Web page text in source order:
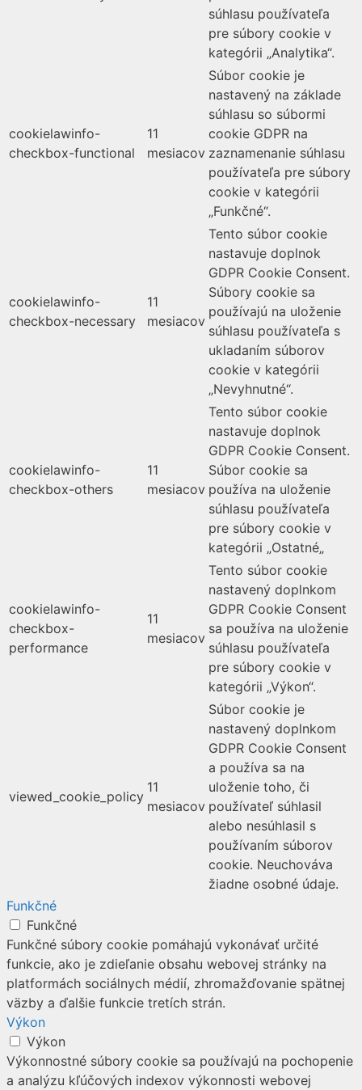
súhlasu používateľa
pre súbory cookie v
kategórii „Analytika“.
cookielawinfo-
checkbox-functional
11
mesiacov
Súbor cookie je
nastavený na základe
súhlasu so súbormi
cookie GDPR na
zaznamenanie súhlasu
používateľa pre súbory
cookie v kategórii
„Funkčné“.
cookielawinfo-
checkbox-necessary
11
mesiacov
Tento súbor cookie
nastavuje doplnok
GDPR Cookie Consent.
Súbory cookie sa
používajú na uloženie
súhlasu používateľa s
ukladaním súborov
cookie v kategórii
„Nevyhnutné“.
cookielawinfo-
checkbox-others
11
mesiacov
Tento súbor cookie
nastavuje doplnok
GDPR Cookie Consent.
Súbor cookie sa
používa na uloženie
súhlasu používateľa
pre súbory cookie v
kategórii „Ostatné„
cookielawinfo-
checkbox-
performance
11
mesiacov
Tento súbor cookie
nastavený doplnkom
GDPR Cookie Consent
sa používa na uloženie
súhlasu používateľa
pre súbory cookie v
kategórii „Výkon“.
viewed_cookie_policy
11
mesiacov
Súbor cookie je
nastavený doplnkom
GDPR Cookie Consent
a používa sa na
uloženie toho, či
používateľ súhlasil
alebo nesúhlasil s
používaním súborov
cookie. Neuchováva
žiadne osobné údaje.
Funkčné
Funkčné
Funkčné súbory cookie pomáhajú vykonávať určité
funkcie, ako je zdieľanie obsahu webovej stránky na
platformách sociálnych médií, zhromažďovanie spätnej
väzby a ďalšie funkcie tretích strán.
Výkon
Výkon
Výkonnostné súbory cookie sa používajú na pochopenie
a analýzu kľúčových indexov výkonnosti webovej